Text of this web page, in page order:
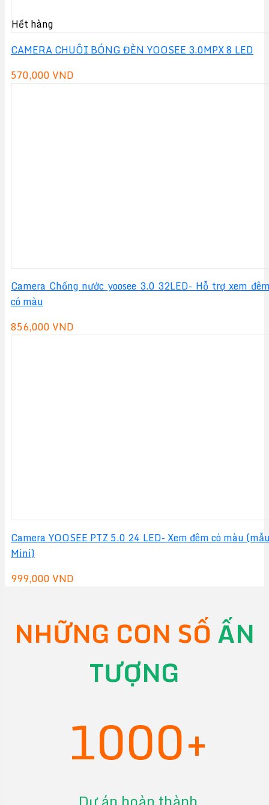
Hết hàng
CAMERA CHUÔI BÓNG ĐÈN YOOSEE 3.0MPX 8 LED
570,000VND
Camera Chống nước yoosee 3.0 32LED- Hỗ trợ xem
có màu
856,000VND
Camera YOOSEE PTZ 5.0 24 LED- Xem đêm có màu
Mini)
999,000VND
NHỮNG CON SỐ ẤN
TƯỢNG
1000+